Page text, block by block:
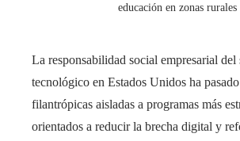
educación en zonas rurales
La responsabilidad social empresarial del
tecnológico en Estados Unidos ha
filantrópicas aisladas a programas más
orientados a reducir la brecha digital y